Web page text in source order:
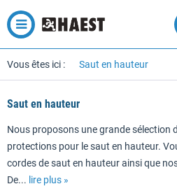
Vous êtes ici : Saut en hauteur
Saut en hauteur
Nous proposons une grande sélection
protections pour le saut en hauteur.
cordes de saut en hauteur ainsi que
De... lire plus »